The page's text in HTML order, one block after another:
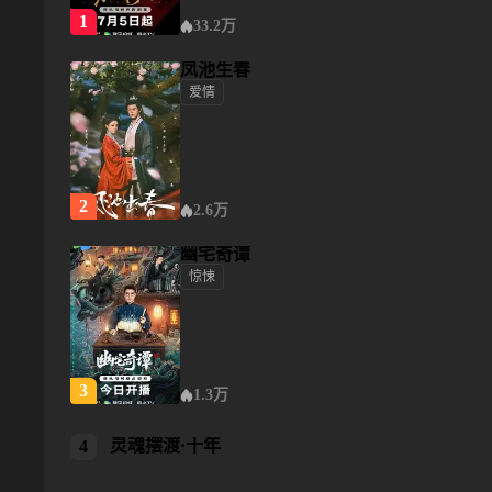
1 33.2万
凤池生春
2
凤池生春
爱情
2.6万
幽宅奇谭
3
幽宅奇谭
惊悚
1.3万
4 灵魂摆渡·十年
灵魂摆渡·十年